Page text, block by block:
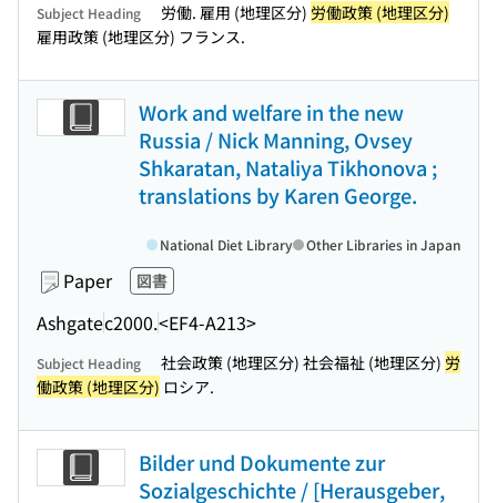
Subject Heading 労働. 雇用 (地理区分) 労働政策 (地理区分)
雇用政策 (地理区分) フランス.
Work and welfare in the new
Russia / Nick Manning, Ovsey
Shkaratan, Nataliya Tikhonova ;
translations by Karen George.
Paper 図書
Ashgatec2000.<EF4-A213>
National Diet Library Other Libraries in Japan
Subject Heading 社会政策 (地理区分) 社会福祉 (地理区分) 労
働政策 (地理区分) ロシア.
Bilder und Dokumente zur
Sozialgeschichte / [Herausgeber,